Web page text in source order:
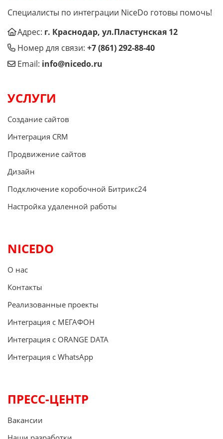
Специалисты по интеграции NiceDo готовы помочь!
Адрес: г. Краснодар, ул.Пластунская 12
Номер для связи: +7 (861) 292-88-40
Email: info@nicedo.ru
УСЛУГИ
Создание сайтов
Интеграция CRM
Продвижение сайтов
Дизайн
Подключение коробочной Битрикс24
Настройка удаленной работы
NICEDO
О нас
Контакты
Реализованные проекты
Интеграция с МЕГАФОН
Интеграция с ORANGE DATA
Интеграция с WhatsApp
ПРЕСС-ЦЕНТР
Вакансии